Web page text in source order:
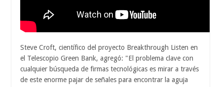
Steve Croft, científico del proyecto Breakthrough Listen en
el Telescopio Green Bank, agregó: "El problema clave con
cualquier búsqueda de firmas tecnológicas es mirar a través
de este enorme pajar de señales para encontrar la aguja